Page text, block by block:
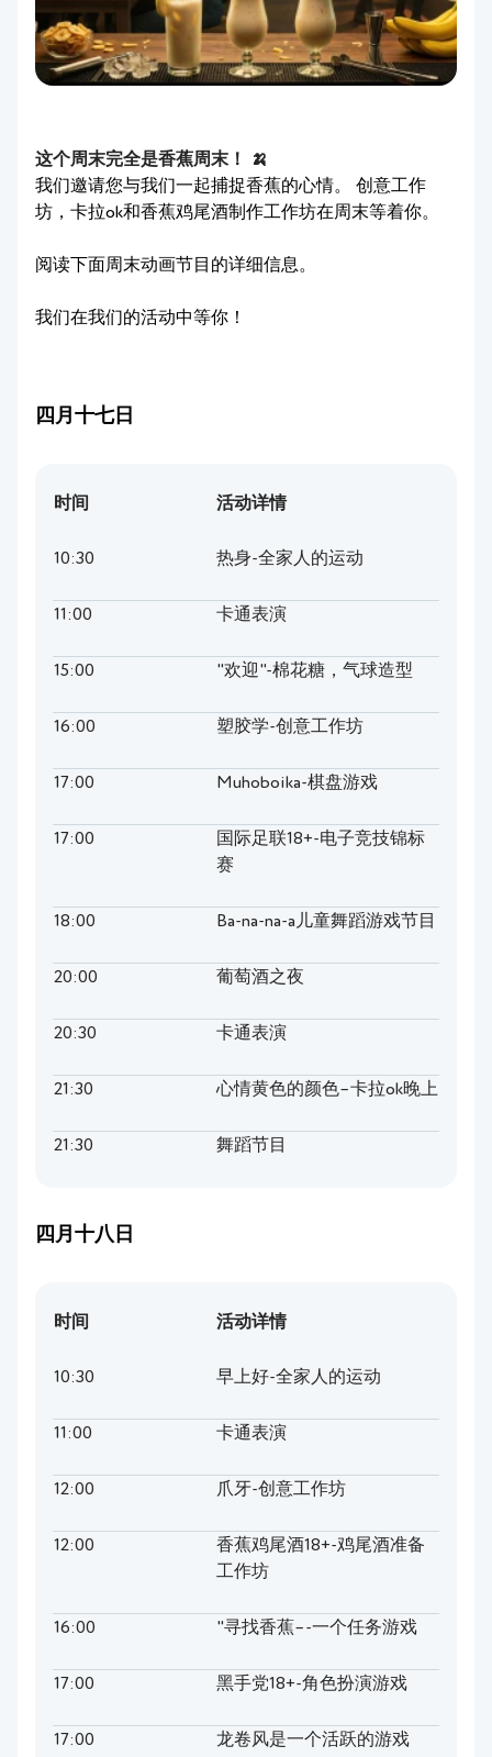
这个周末完全是香蕉周末！ 🍌
我们邀请您与我们一起捕捉香蕉的心情。 创意工作
坊，卡拉ok和香蕉鸡尾酒制作工作坊在周末等着你。
阅读下面周末动画节目的详细信息。
我们在我们的活动中等你！
四月十七日
时间 活动详情
10:30 热身-全家人的运动
11:00 卡通表演
15:00 "欢迎"-棉花糖，气球造型
16:00 塑胶学-创意工作坊
17:00 Muhoboika-棋盘游戏
17:00
国际足联18+-电子竞技锦标
赛
18:00 Ba-na-na-a儿童舞蹈游戏节目
20:00 葡萄酒之夜
20:30 卡通表演
21:30 心情黄色的颜色–卡拉ok晚上
21:30 舞蹈节目
四月十八日
时间 活动详情
10:30 早上好-全家人的运动
11:00 卡通表演
12:00 爪牙-创意工作坊
12:00
香蕉鸡尾酒18+-鸡尾酒准备
工作坊
16:00 "寻找香蕉–-一个任务游戏
17:00 黑手党18+-角色扮演游戏
17:00 龙卷风是一个活跃的游戏